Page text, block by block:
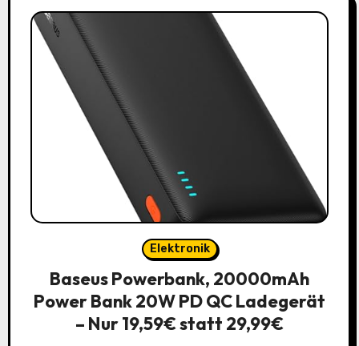
Elektronik
Baseus Powerbank, 20000mAh
Power Bank 20W PD QC Ladegerät
– Nur 19,59€ statt 29,99€